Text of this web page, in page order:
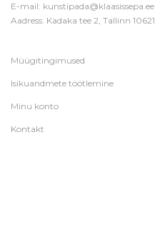
E-mail: kunstipada@klaasissepa.ee
Aadress: Kadaka tee 2, Tallinn 10621
Müügitingimused
Isikuandmete töötlemine
Minu konto
Kontakt